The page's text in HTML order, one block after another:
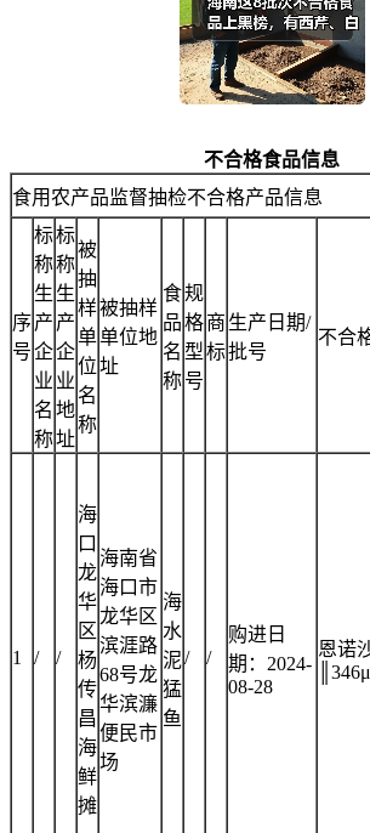
不合格食品信息
食用农产品监督抽检不合格产品信息
序
号
标
称
生
产
企
业
名
称
标
称
生
产
企
业
地
址
被
抽
样
单
位
名
称
被抽样
单位地
址
食
品
名
称
规
格
型
号
商
标
生产日期/
批号
不合
1 / /
海
口
龙
华
区
杨
传
昌
海
鲜
摊
海南省
海口市
龙华区
滨涯路
68号龙
华滨濂
便民市
场
海
水
泥
猛
鱼
/ /
购进日
期：2024-
08-28
恩诺